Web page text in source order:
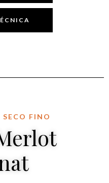
FINO